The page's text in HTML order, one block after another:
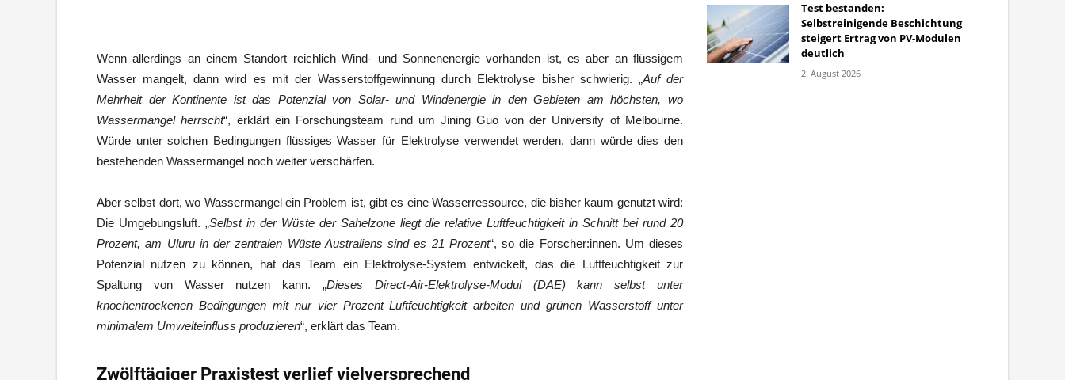
Wenn allerdings an einem Standort reichlich Wind- und Sonnenenergie vorhanden ist, es aber an flüssigem
Wasser mangelt, dann wird es mit der Wasserstoffgewinnung durch Elektrolyse bisher schwierig. „Auf der
Mehrheit der Kontinente ist das Potenzial von Solar- und Windenergie in den Gebieten am höchsten, wo
Wassermangel herrscht“, erklärt ein Forschungsteam rund um Jining Guo von der University of Melbourne.
Würde unter solchen Bedingungen flüssiges Wasser für Elektrolyse verwendet werden, dann würde dies den
bestehenden Wassermangel noch weiter verschärfen.
Aber selbst dort, wo Wassermangel ein Problem ist, gibt es eine Wasserressource, die bisher kaum genutzt wird:
Die Umgebungsluft. „Selbst in der Wüste der Sahelzone liegt die relative Luftfeuchtigkeit in Schnitt bei rund 20
Prozent, am Uluru in der zentralen Wüste Australiens sind es 21 Prozent“, so die Forscher:innen. Um dieses
Potenzial nutzen zu können, hat das Team ein Elektrolyse-System entwickelt, das die Luftfeuchtigkeit zur
Spaltung von Wasser nutzen kann. „Dieses Direct-Air-Elektrolyse-Modul (DAE) kann selbst unter
knochentrockenen Bedingungen mit nur vier Prozent Luftfeuchtigkeit arbeiten und grünen Wasserstoff unter
minimalem Umwelteinfluss produzieren“, erklärt das Team.
Zwölftägiger Praxistest verlief vielversprechend
Test bestanden:
Selbstreinigende Beschichtung
steigert Ertrag von PV-Modulen
deutlich
2. August 2026